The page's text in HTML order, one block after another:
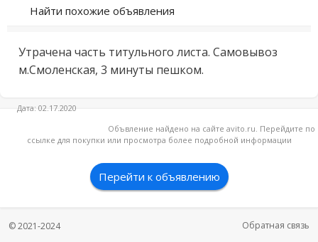
Найти похожие объявления
Утрачена часть титульного листа. Самовывоз
м.Смоленская, 3 минуты пешком.
Дата: 02.17.2020
Объвление найдено на сайте avito.ru. Перейдите по
ссылке для покупки или просмотра более подробной информации
Перейти к объявлению
© 2021-2024 Обратная связь